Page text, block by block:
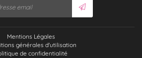
Mentions Légales
générales d'utilisation
de confidentialité